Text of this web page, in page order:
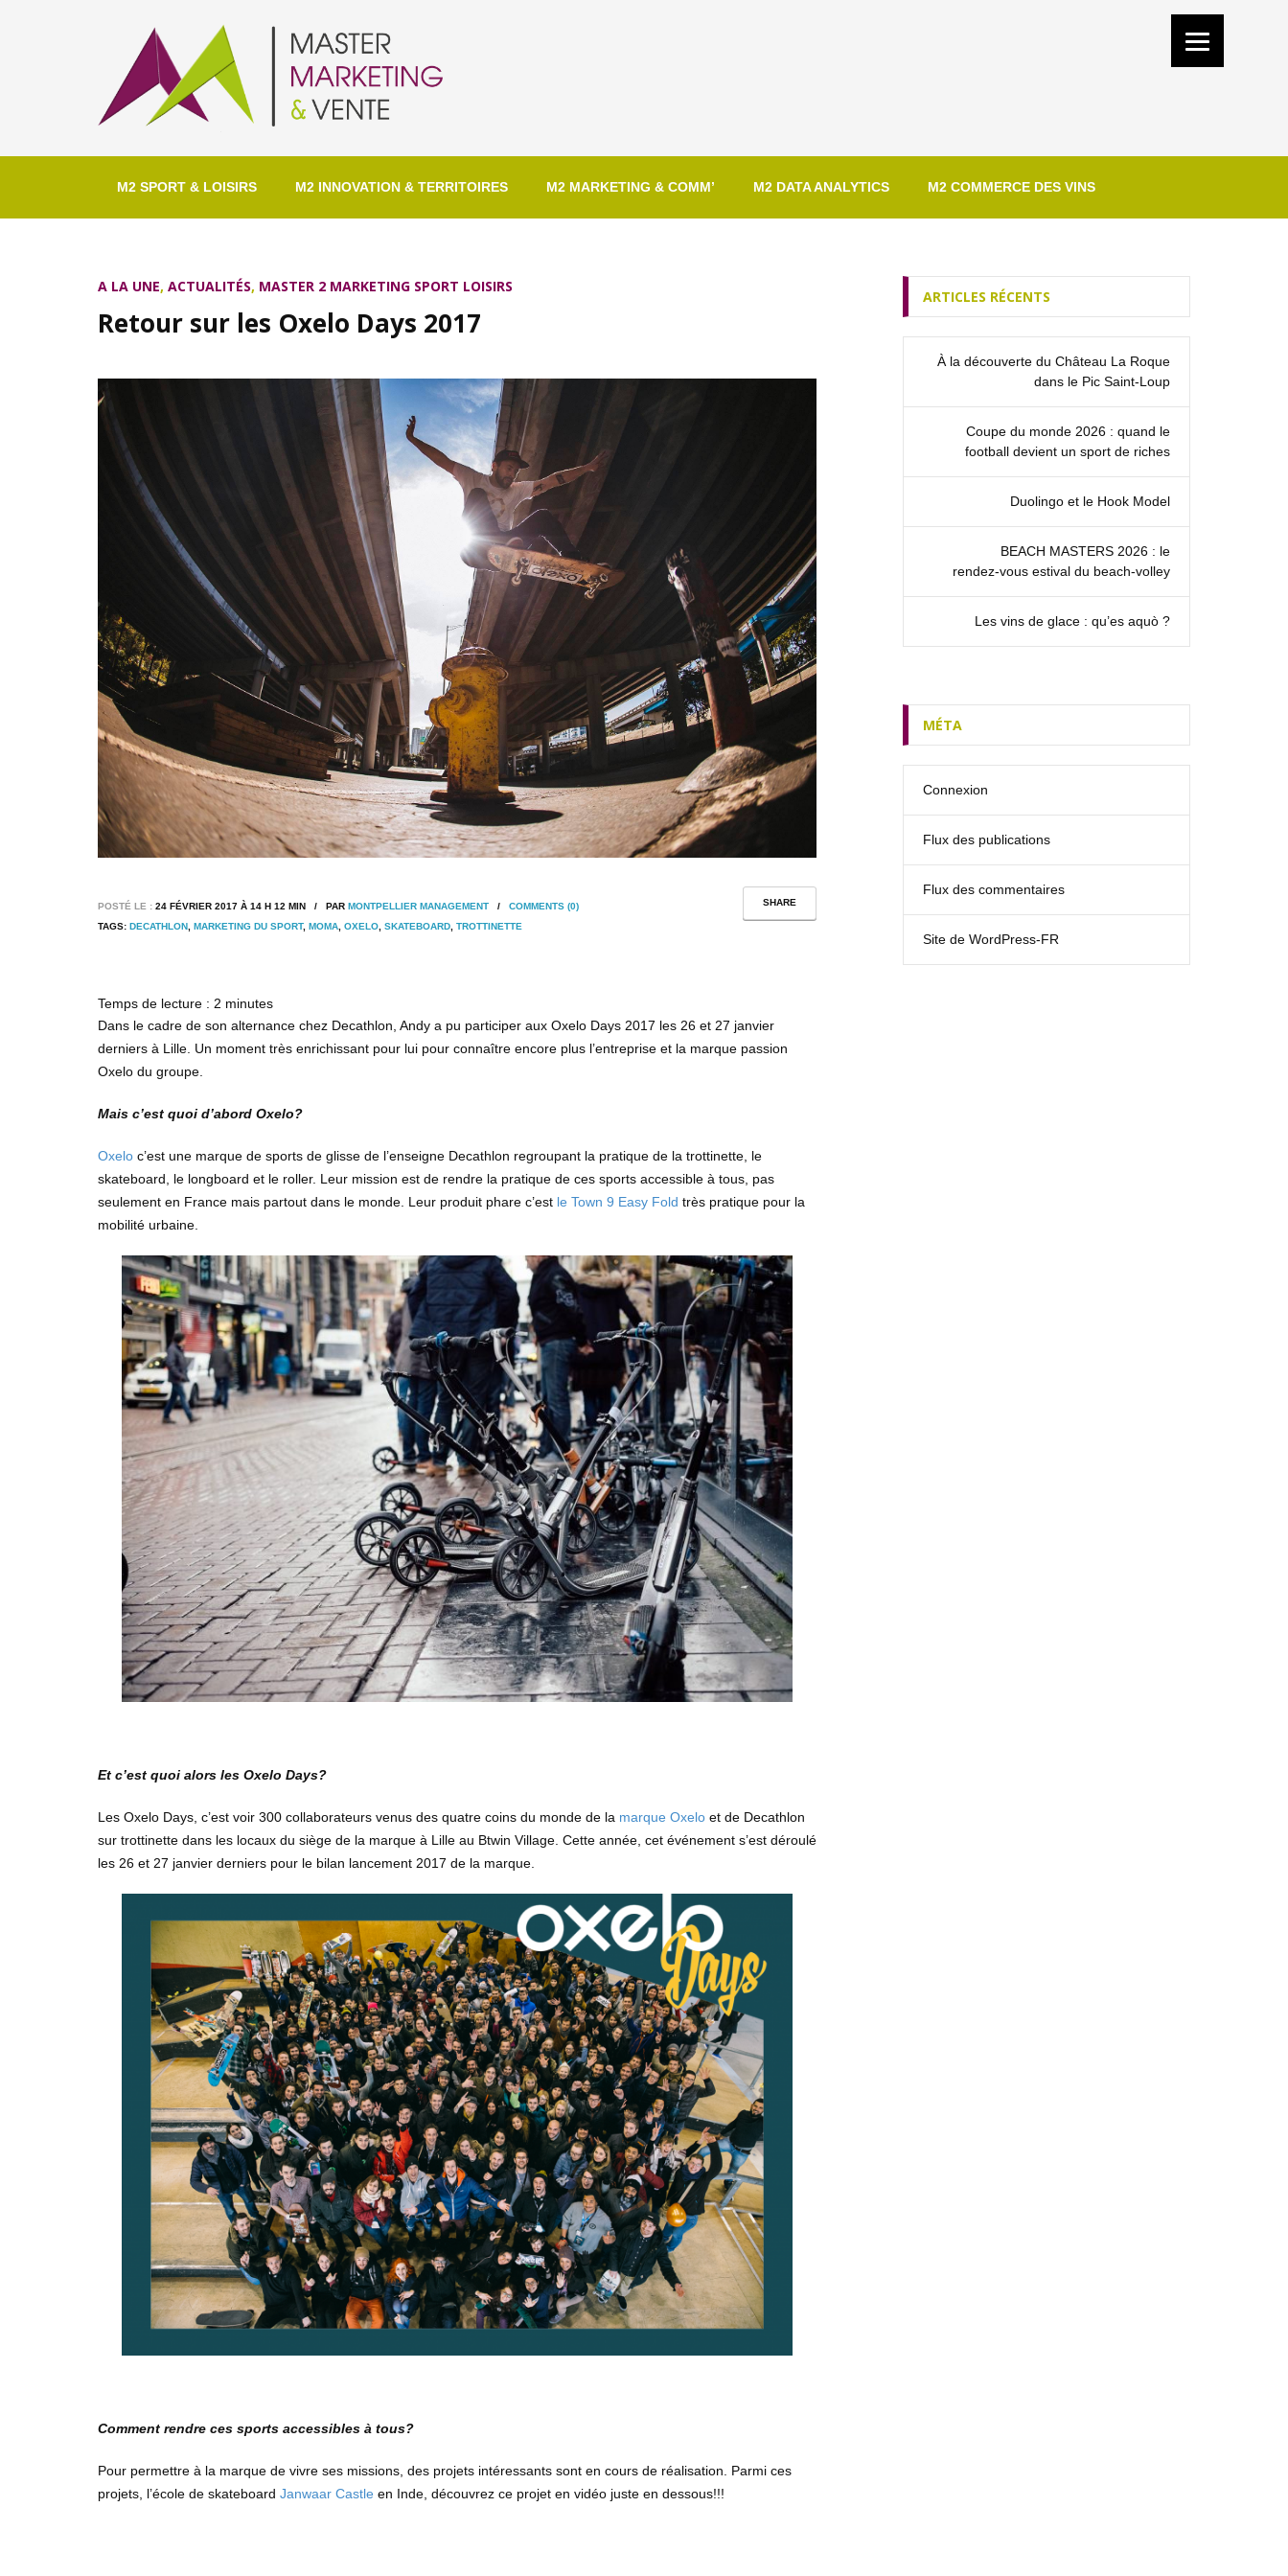
M2 SPORT & LOISIRS M2 INNOVATION & TERRITOIRES M2 MARKETING & COMM’ M2 DATA ANALYTICS M2 COMMERCE DES VINS
A LA UNE, ACTUALITÉS, MASTER 2 MARKETING SPORT LOISIRS
Retour sur les Oxelo Days 2017
SHARE
POSTÉ LE : 24 FÉVRIER 2017 À 14 H 12 MIN / PAR MONTPELLIER MANAGEMENT / COMMENTS (0)
TAGS: DECATHLON MARKETING DU SPORT, MOMA OXELO SKATEBOARD TROTTINETTE
Temps de lecture : 2 minutes
Dans le cadre de son alternance chez Decathlon, Andy a pu participer aux Oxelo Days 2017 les 26 et 27 janvier
derniers à Lille. Un moment très enrichissant pour lui pour connaître encore plus l’entreprise et la marque passion
Oxelo du groupe.
Mais c’est quoi d’abord Oxelo?
Oxelo c’est une marque de sports de glisse de l’enseigne Decathlon regroupant la pratique de la trottinette, le
skateboard, le longboard et le roller. Leur mission est de rendre la pratique de ces sports accessible à tous, pas
seulement en France mais partout dans le monde. Leur produit phare c’est le Town 9 Easy Fold très pratique pour la
mobilité urbaine.
Et c’est quoi alors les Oxelo Days?
Les Oxelo Days, c’est voir 300 collaborateurs venus des quatre coins du monde de la marque Oxelo et de Decathlon
sur trottinette dans les locaux du siège de la marque à Lille au Btwin Village. Cette année, cet événement s’est déroulé
les 26 et 27 janvier derniers pour le bilan lancement 2017 de la marque.
Comment rendre ces sports accessibles à tous?
Pour permettre à la marque de vivre ses missions, des projets intéressants sont en cours de réalisation. Parmi ces
projets, l’école de skateboard Janwaar Castle en Inde, découvrez ce projet en vidéo juste en dessous!!!
ARTICLES RÉCENTS
À la découverte du Château La Roque
dans le Pic Saint‑Loup
Coupe du monde 2026 : quand le
football devient un sport de riches
Duolingo et le Hook Model
BEACH MASTERS 2026 : le
rendez‑vous estival du beach-volley
Les vins de glace : qu’es aquò ?
MÉTA
Connexion
Flux des publications
Flux des commentaires
Site de WordPress-FR